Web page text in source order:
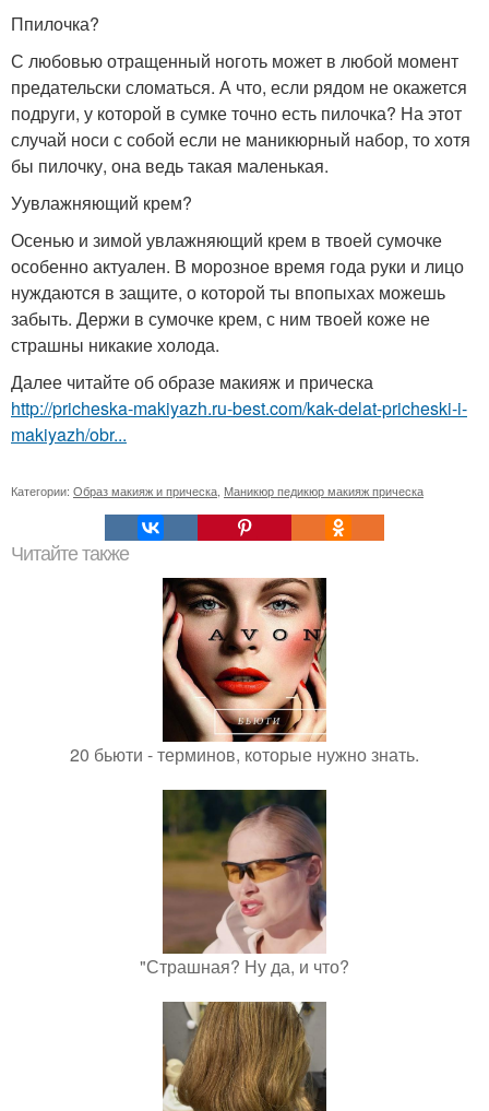
Ппилочка?
С любовью отращенный ноготь может в любой момент
предательски сломаться. А что, если рядом не окажется
подруги, у которой в сумке точно есть пилочка? На этот
случай носи с собой если не маникюрный набор, то хотя
бы пилочку, она ведь такая маленькая.
Уувлажняющий крем?
Осенью и зимой увлажняющий крем в твоей сумочке
особенно актуален. В морозное время года руки и лицо
нуждаются в защите, о которой ты впопыхах можешь
забыть. Держи в сумочке крем, с ним твоей коже не
страшны никакие холода.
Далее читайте об образе макияж и прическа
http://pricheska-makiyazh.ru-best.com/kak-delat-pricheski-i-
makiyazh/obr...
Категории: Образ макияж и прическа Маникюр педикюр макияж прическа
Читайте также
20 бьюти - терминов, которые нужно знать.
"Страшная? Ну да, и что?